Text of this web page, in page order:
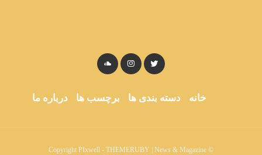
خانه دسته بندی ها برچسب ها درباره ما
© Copyright PIxwell - THEMERUBY | News & Magazine